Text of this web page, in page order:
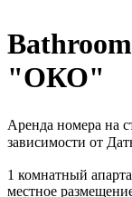
"ОКО"
Аренда номера на
зависимости от
1 комнатный
местное